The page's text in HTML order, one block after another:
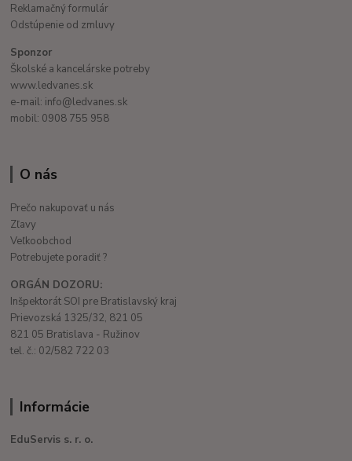
Reklamačný formulár
Odstúpenie od zmluvy
Sponzor
Školské a kancelárske potreby
www.ledvanes.sk
e-mail: info@ledvanes.sk
mobil: 0908 755 958
O nás
Prečo nakupovať u nás
Zľavy
Veľkoobchod
Potrebujete poradiť ?
ORGÁN DOZORU:
Inšpektorát SOI pre Bratislavský kraj
Prievozská 1325/32, 821 05
821 05 Bratislava - Ružinov
tel. č.: 02/582 722 03
Informácie
EduServis s. r. o.